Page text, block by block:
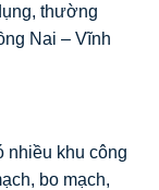
thường
Nai – Vĩnh
nhiều khu công
bo mạch,